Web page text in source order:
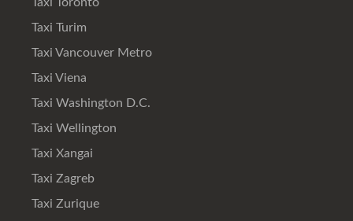
Taxi Toronto
Taxi Turim
Taxi Vancouver Metro
Taxi Viena
Taxi Washington D.C.
Taxi Wellington
Taxi Xangai
Taxi Zagreb
Taxi Zurique